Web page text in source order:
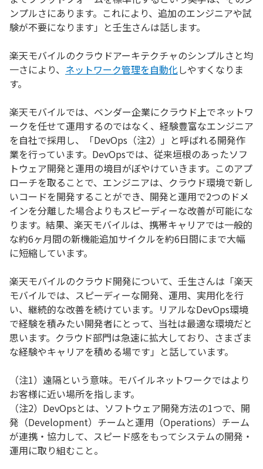
ンプルさにあります。これにより、追加のエンジニアや試
験が不要になります」と壬生さんは話します。
楽天モバイルのクラウドアーキテクチャのシンプルさと均
一さにより、 ネットワーク管理を自動化しやすくなりま
す。
楽天モバイルでは、ベンダー企業にクラウド上でネットワ
ークを任せて運用するのではなく、経験豊富なエンジニア
を自社で採用し、「DevOps（注2）」と呼ばれる開発作
業を行っています。DevOpsでは、従来垣根のあったソフ
トウェア開発と運用の境目がぼやけていきます。このアプ
ローチを取ることで、エンジニアは、クラウド環境で新し
いコードを開発することができ、開発と運用で2つのドメ
インを分離した場合よりもスピーディーな改善が可能にな
ります。結果、楽天モバイルは、携帯キャリアでは一般的
な約6ヶ月間の新機能追加サイクルを約6日間にまで大幅
に短縮しています。
楽天モバイルのクラウド開発について、壬生さんは「楽天
モバイルでは、スピーディーな開発、運用、実用化を行
い、継続的な改善を続けています。リアルなDevOps環境
で経験を積みたい開発者にとって、当社は最適な環境だと
思います。クラウド部門は急速に拡大しており、さまざま
な経験やキャリアを積める場です」と話しています。
（注1）遠隔という意味。モバイルネットワークではより
お客様に近い場所を指します。
（注2）DevOpsとは、ソフトウェア開発方法の1つで、開
発（Development）チームと運用（Operations）チーム
が連携・協力して、スピード感をもってシステムの開発・
運用に取り組むこと。